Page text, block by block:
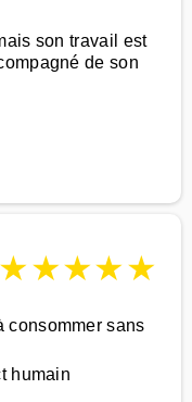
son travail est
de son
★★★★★
consommer sans
humain